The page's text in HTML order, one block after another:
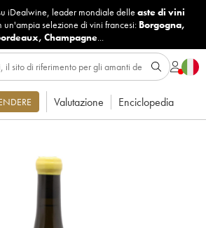
iDealwine, leader mondiale delle aste di vini
un'ampia selezione di vini francesi: Borgogna,
, Champagne...
Valutazione Enciclopedia